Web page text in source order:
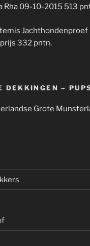
Rha 09-10-2015 513
332 pntn.
DEKKINGEN –
Grote